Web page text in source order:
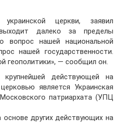
церкви, заявил
далеко за пределы
вопрос нашей национальной
нашей государственности.
геополитики», — сообщил он.
действующей на
является Украинская
патриархата (УПЦ
основе других действующих на